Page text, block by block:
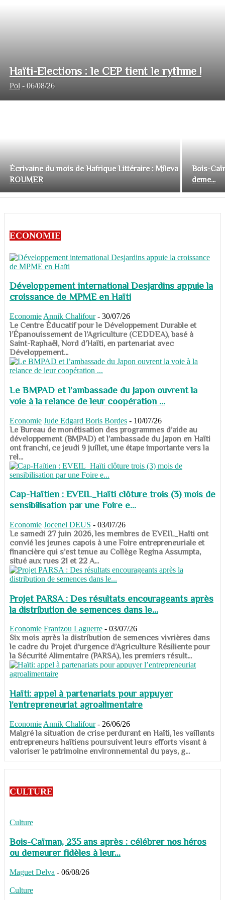
Haïti-Elections : le CEP tient le rythme !
Pol - 06/08/26
Écrivaine du mois de Hafrique Littéraire : Mileva
ROUMER
Bois-
deme...
ECONOMIE
Développement international Desjardins appuie la
croissance de MPME en Haïti
Economie Annik Chalifour - 30/07/26
​​​​​​​Le Centre Éducatif pour le Développement Durable et
l’Épanouissement de l’Agriculture (CEDDEA), basé à
Saint-Raphaël, Nord d’Haïti, en partenariat avec
Développement...
Le BMPAD et l’ambassade du Japon ouvrent la
voie à la relance de leur coopération ...
Economie Jude Edgard Boris Bordes - 10/07/26
​​​​​​​Le Bureau de monétisation des programmes d’aide au
développement (BMPAD) et l’ambassade du Japon en Haïti
ont franchi, ce jeudi 9 juillet, une étape importante vers la
rel...
Cap-Haïtien : EVEIL_Haïti clôture trois (3) mois de
sensibilisation par une Foire e...
Economie Jocenel DEUS - 03/07/26
Le samedi 27 juin 2026, les membres de EVEIL_Haïti ont
convié les jeunes capois à une Foire entrepreneuriale et
financière qui s’est tenue au Collège Regina Assumpta,
situé aux rues 21 et 22 A...
Projet PARSA : Des résultats encourageants après
la distribution de semences dans le...
Economie Frantzou Laguerre - 03/07/26
​​​​​​​Six mois après la distribution de semences vivrières dans
le cadre du Projet d’urgence d’Agriculture Résiliente pour
la Sécurité Alimentaire (PARSA), les premiers résult...
Haïti: appel à partenariats pour appuyer
l’entrepreneuriat agroalimentaire
Economie Annik Chalifour - 26/06/26
​​​​​​​Malgré la situation de crise perdurant en Haïti, les vaillants
entrepreneurs haïtiens poursuivent leurs efforts visant à
valoriser le patrimoine environnemental du pays, g...
CULTURE
Culture
Bois-Caïman, 235 ans après : célébrer nos héros
ou demeurer fidèles à leur...
Maguet Delva - 06/08/26
Culture